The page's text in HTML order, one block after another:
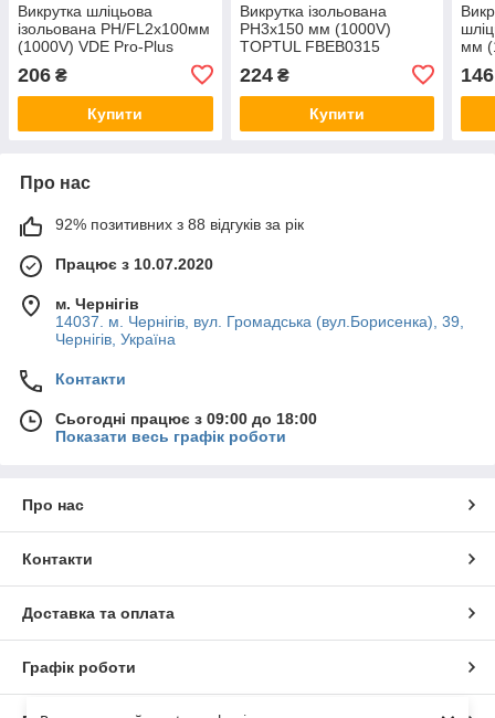
Викрутка шліцьова
ізольована PH/FL2x100мм
(1000V) VDE Pro-Plus
Series Combi-Tip TOPTUL
FYEF0210V4
206 ₴
Купити
Викрутка ізольована
PH3x150 мм (1000V)
TOPTUL FBEB0315
224₴
Купити
мм
146
Про нас
92% позитивних з 88 відгуків за рік
Працює з 10.07.2020
м. Чернігів
14037. м. Чернігів, вул. Громадська (вул.Борисенка), 39,
Чернігів, Україна
Контакти
Сьогодні працює з 09:00 до 18:00
Показати весь графік роботи
Про нас
Контакти
Доставка та оплата
Графік роботи